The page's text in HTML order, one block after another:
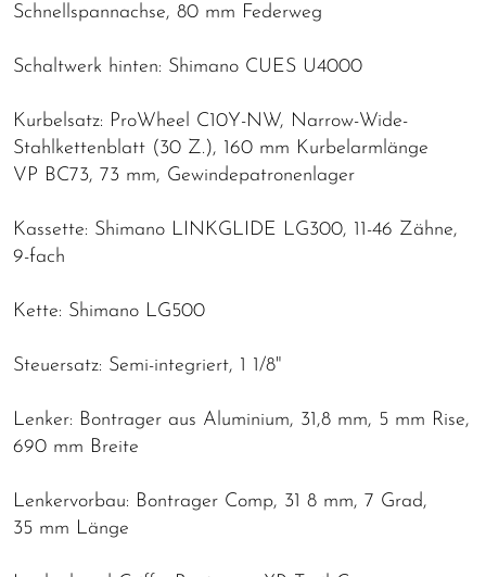
Schnellspannachse, 80 mm Federweg
Schaltwerk hinten: Shimano CUES U4000
Kurbelsatz: ProWheel C10Y-NW, Narrow-Wide-
Stahlkettenblatt (30 Z.), 160 mm Kurbelarmlänge
VP BC73, 73 mm, Gewindepatronenlager
Kassette: Shimano LINKGLIDE LG300, 11-46 Zähne,
9-fach
Kette: Shimano LG500
Steuersatz: Semi-integriert, 1 1/8"
Lenker: Bontrager aus Aluminium, 31,8 mm, 5 mm Rise,
690 mm Breite
Lenkervorbau: Bontrager Comp, 31 8 mm, 7 Grad,
35 mm Länge